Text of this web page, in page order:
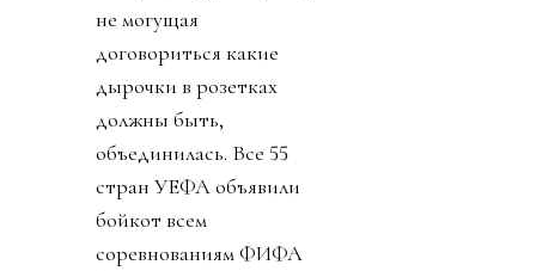
не могущая
договориться какие
дырочки в розетках
должны быть,
объединилась. Все 55
стран УЕФА объявили
бойкот всем
соревнованиям ФИФА